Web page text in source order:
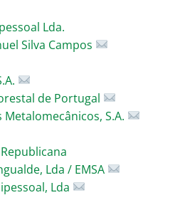
Lda.
Silva Campos
de Portugal
S.A.
Lda / EMSA
Lda